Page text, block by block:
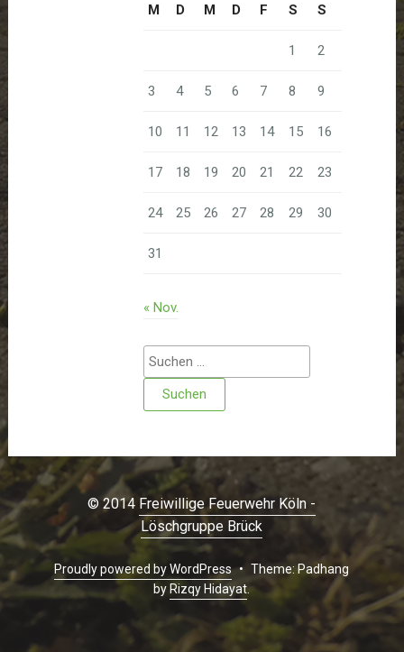
M D M D F S S
1 2
3 4 5 6 7 8 9
10 11 12 13 14 15 16
17 18 19 20 21 22 23
24 25 26 27 28 29 30
31
« Nov.
Suchen
nach:
© 2014 Freiwillige Feuerwehr Köln -
Löschgruppe Brück
Proudly powered by WordPress • Theme: Padhang
by Rizqy Hidayat.